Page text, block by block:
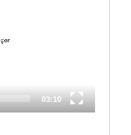
03:10